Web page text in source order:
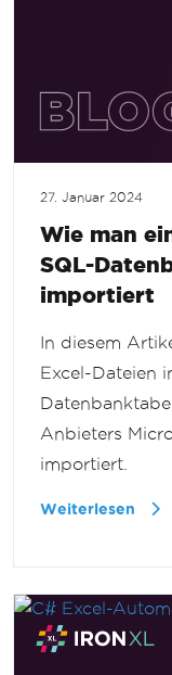
27. Januar 2024
Wie man
SQL-
importiert
In diesem
Excel-Dateien
Anbieters
importiert.
Weiterlesen